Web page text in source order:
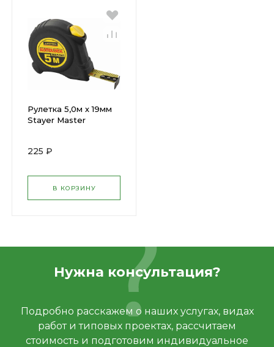
Рулетка 5,0м х 19мм
Stayer Маster
05-19
225 ₽
В КОРЗИНУ
Нужна консультация?
Подробно расскажем о наших услугах, видах
работ и типовых проектах, рассчитаем
стоимость и подготовим индивидуальное